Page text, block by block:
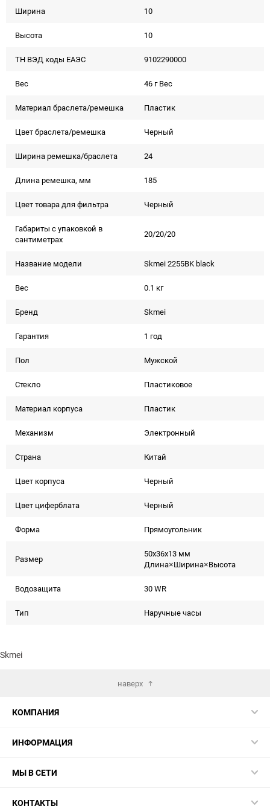
Ширина 10
Высота 10
ТН ВЭД коды ЕАЭС 9102290000
Вес 46 г Вес
Материал браслета/ремешка Пластик
Цвет браслета/ремешка Черный
Ширина ремешка/браслета 24
Длина ремешка, мм 185
Цвет товара для фильтра Черный
Габариты с упаковкой в
сантиметрах
20/20/20
Название модели Skmei 2255BK black
Вес 0.1 кг
Бренд Skmei
Гарантия 1 год
Пол Мужской
Стекло Пластиковое
Материал корпуса Пластик
Механизм Электронный
Страна Китай
Цвет корпуса Черный
Цвет циферблата Черный
Форма Прямоугольник
Размер
50x36x13 мм
Длина×Ширина×Высота
Водозащита 30 WR
Тип Наручные часы
Skmei
наверх
КОМПАНИЯ
ИНФОРМАЦИЯ
МЫ В СЕТИ
КОНТАКТЫ